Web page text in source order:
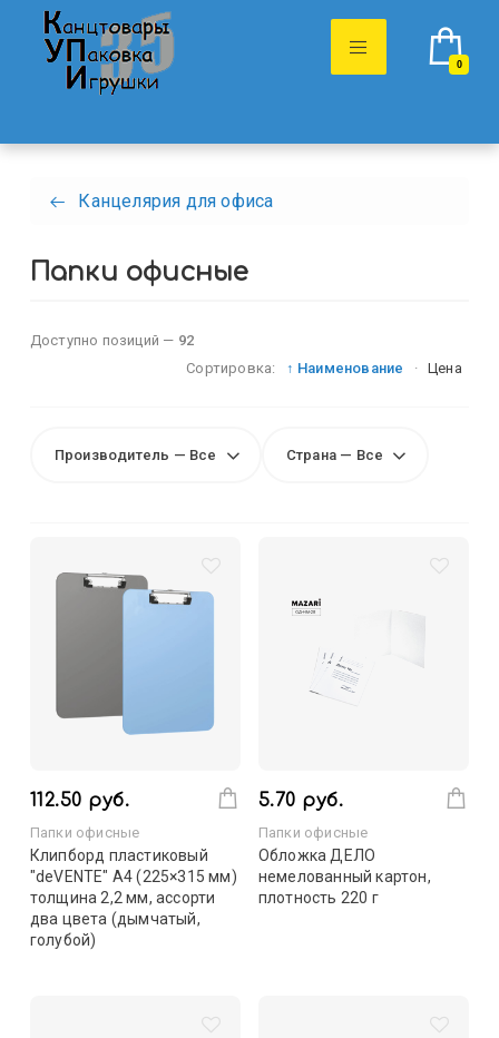
0
Канцелярия для офиса
Папки офисные
Доступно позиций — 92
Сортировка:
↑ Наименование · Цена
Производитель — Все Страна — Все
112.50 руб.
Папки офисные
Клипборд пластиковый
"deVENTE" A4 (225×315 мм)
толщина 2,2 мм, ассорти
два цвета (дымчатый,
голубой)
5.70 руб.
Папки офисные
Обложка ДЕЛО
немелованный картон,
плотность 220 г